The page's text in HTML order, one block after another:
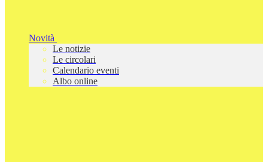
Novità
Le notizie
Le circolari
Calendario eventi
Albo online